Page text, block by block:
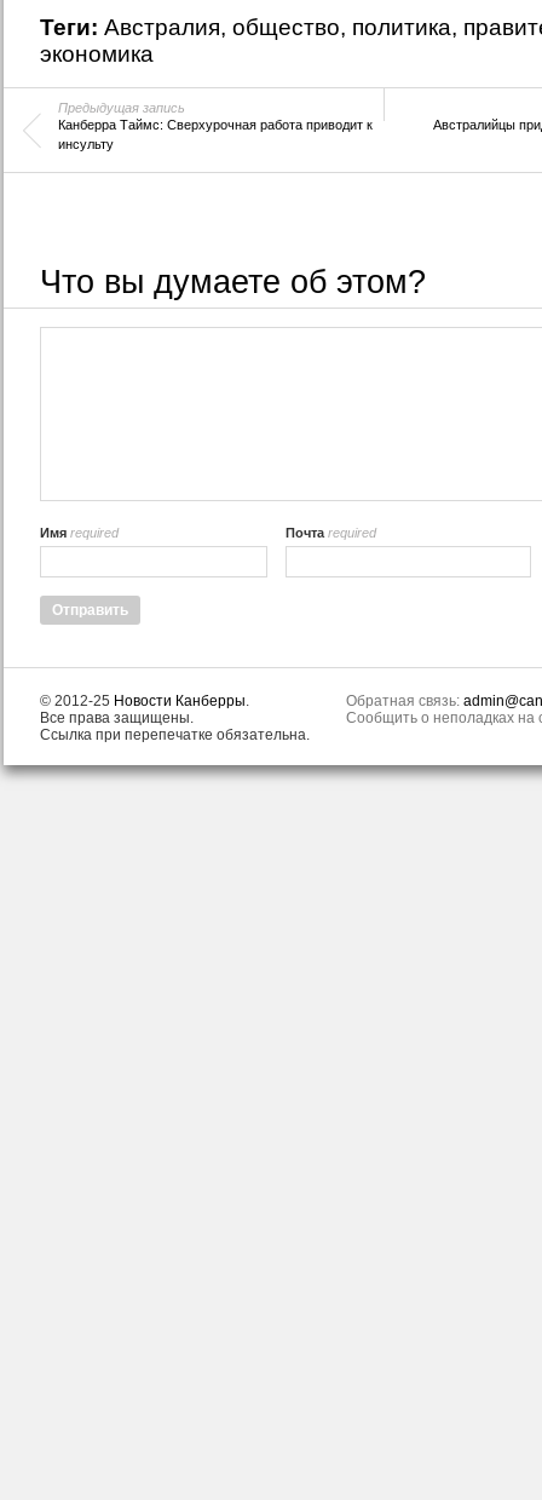
Новые визы
Теги: Австралия, общество, политика,
экономика
Предыдущая запись
Канберра Таймс: Сверхурочная работа приводит к
инсульту
Австралийцы
Что вы думаете об этом?
Имя required Почта required
© 2012-25 Новости Канберры.
Все права защищены.
Ссылка при перепечатке обязательна.
Обратная связь:
Сообщить о неполадках на